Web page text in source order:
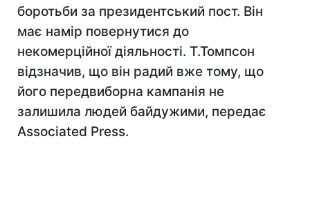
боротьби за президентський пост. Він
має намір повернутися до
некомерційної діяльності. Т.Томпсон
відзначив, що він радий вже тому, що
його передвиборна кампанія не
залишила людей байдужими, передає
Associated Press.